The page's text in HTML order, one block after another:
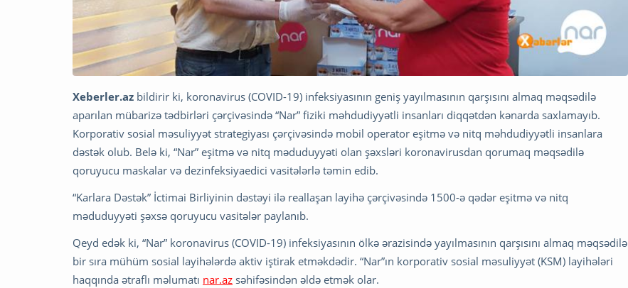
Xeberler.az bildirir ki, koronavirus (COVID-19) infeksiyasının geniş yayılmasının qarşısını almaq məqsədilə
aparılan mübarizə tədbirləri çərçivəsində “Nar” fiziki məhdudiyyətli insanları diqqətdən kənarda saxlamayıb.
Korporativ sosial məsuliyyət strategiyası çərçivəsində mobil operator eşitmə və nitq məhdudiyyətli insanlara
dəstək olub. Belə ki, “Nar” eşitmə və nitq məduduyyəti olan şəxsləri koronavirusdan qorumaq məqsədilə
qoruyucu maskalar və dezinfeksiyaedici vasitələrlə təmin edib.
“Karlara Dəstək” İctimai Birliyinin dəstəyi ilə reallaşan layihə çərçivəsində 1500-ə qədər eşitmə və nitq
məduduyyəti şəxsə qoruyucu vasitələr paylanıb.
Qeyd edək ki, “Nar” koronavirus (COVID-19) infeksiyasının ölkə ərazisində yayılmasının qarşısını almaq məqsədilə
bir sıra mühüm sosial layihələrdə aktiv iştirak etməkdədir. “Nar”ın korporativ sosial məsuliyyət (KSM) layihələri
haqqında ətraflı məlumatı nar.az səhifəsindən əldə etmək olar.